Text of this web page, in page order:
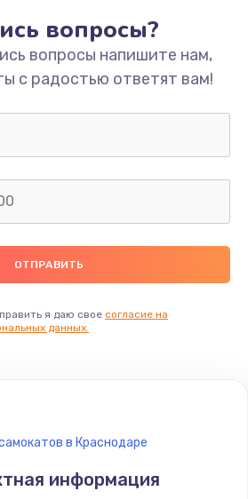
вопросы?
вопросы напишите нам,
с радостью ответят вам!
я даю свое согласие на
данных.
в Краснодаре
информация